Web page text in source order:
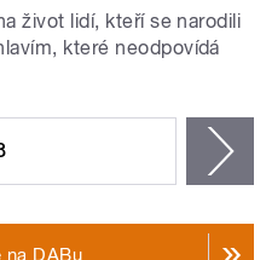
život lidí, kteří se narodili
které neodpovídá
na DABu